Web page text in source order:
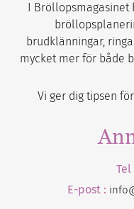
I
brudklänningar,
mycket mer för både
Vi ger dig tipsen
Tel
E-post :